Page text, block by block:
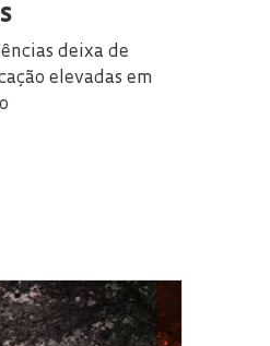
deixa de
elevadas em